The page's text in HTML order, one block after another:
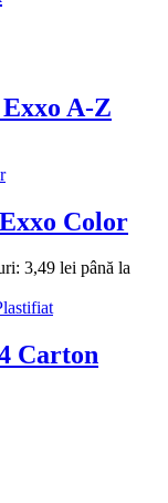
A-Z
Color
3,49 lei până la
Carton